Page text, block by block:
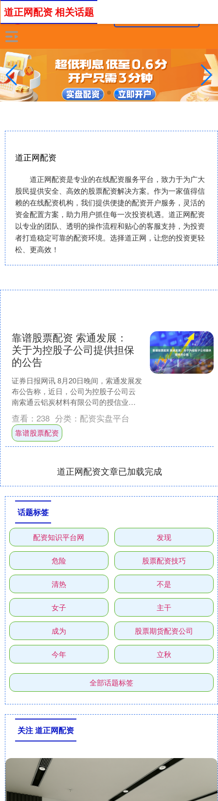
道正网配资
道正网配资是专业的在线配资服务平台，致力于为广大
股民提供安全、高效的股票配资解决方案。作为一家值得信
赖的在线配资机构，我们提供便捷的配资开户服务，灵活的
资金配置方案，助力用户抓住每一次投资机遇。道正网配资
以专业的团队、透明的操作流程和贴心的客服支持，为投资
者打造稳定可靠的配资环境。选择道正网，让您的投资更轻
松、更高效！
道正网配资 相关话题
靠谱股票配资 索通发展：
关于为控股子公司提供担保
的公告
证券日报网讯 8月20日晚间，索通发展发
布公告称，近日，公司为控股子公司云
南索通云铝炭材料有限公司的授信业务
提供担保靠谱股票配资，担保金额合计
15，000.00....
查看： 238 分类： 配资实盘平台
靠谱股票配资
道正网配资文章已加载完成
话题标签
配资知识平台网 发现
危险 股票配资技巧
清热 不是
女子 主干
成为 股票期货配资公司
今年 立秋
全部话题标签
关注 道正网配资